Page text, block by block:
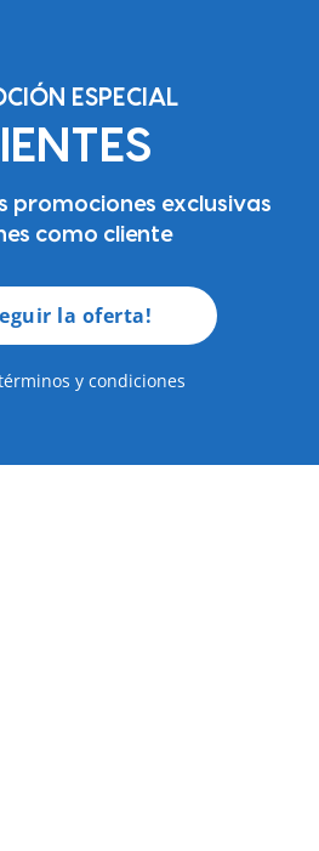
ESPECIAL
promociones exclusivas
como cliente
la oferta!
y condiciones